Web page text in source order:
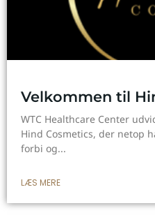
Velkommen til
WTC Healthcare Center
Hind Cosmetics, der netop
forbi og
LÆS MERE